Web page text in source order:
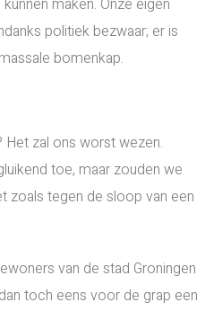
maken. Onze eigen
politiek bezwaar; er is
bomenkap.
Het zal ons worst wezen.
toe, maar zouden we
zoals tegen de sloop van een
van de stad Groningen
toch eens voor de grap een